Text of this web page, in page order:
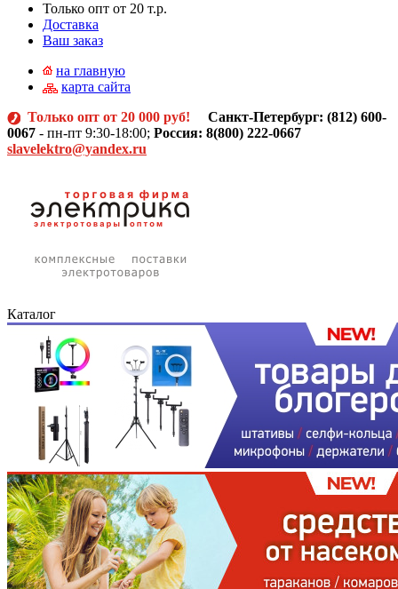
Только опт от 20 т.р.
Доставка
Ваш заказ
на главную
карта сайта
Только опт от 20 000 руб! Санкт-Петербург: (812) 600-
0067 - пн-пт 9:30-18:00; Россия: 8(800) 222-0667
slavelektro@yandex.ru
Каталог